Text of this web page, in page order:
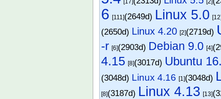
[17] [2]
6 [111](2649d) Linux 5.0
(2650d) Linux 4.20 [2](2719d)
-r [6](2903d) Debian 9.0 [4]
4.15 [8](3017d) Ubuntu
(3048d) Linux 4.16 [1](3048d)
[8](3187d) Linux 4.13 [13]